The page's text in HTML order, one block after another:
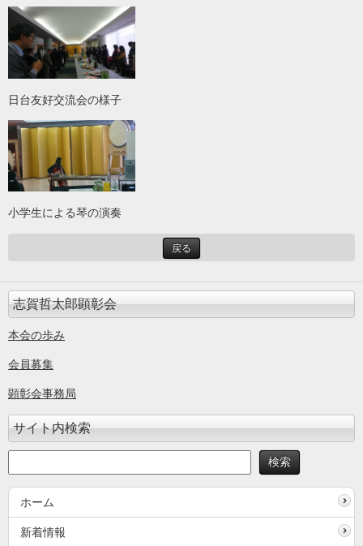
日台友好交流会の様子
小学生による琴の演奏
戻る
志賀哲太郎顕彰会
本会の歩み
会員募集
顕彰会事務局
サイト内検索
ホーム
新着情報